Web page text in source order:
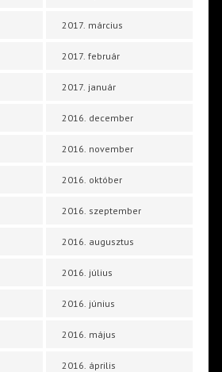
2017. március
2017. február
2017. január
2016. december
2016. november
2016. október
2016. szeptember
2016. augusztus
2016. július
2016. június
2016. május
2016. április